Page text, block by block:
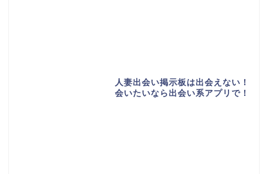
人妻出会い掲示板は出会えない！
会いたいなら出会い系アプリで！